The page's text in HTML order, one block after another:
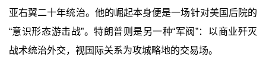
亚右翼二十年统治。他的崛起本身便是一场针对美国后院的
“意识形态游击战”。特朗普则是另一种“军阀”：以商业歼灭
战术统治外交，视国际关系为攻城略地的交易场。